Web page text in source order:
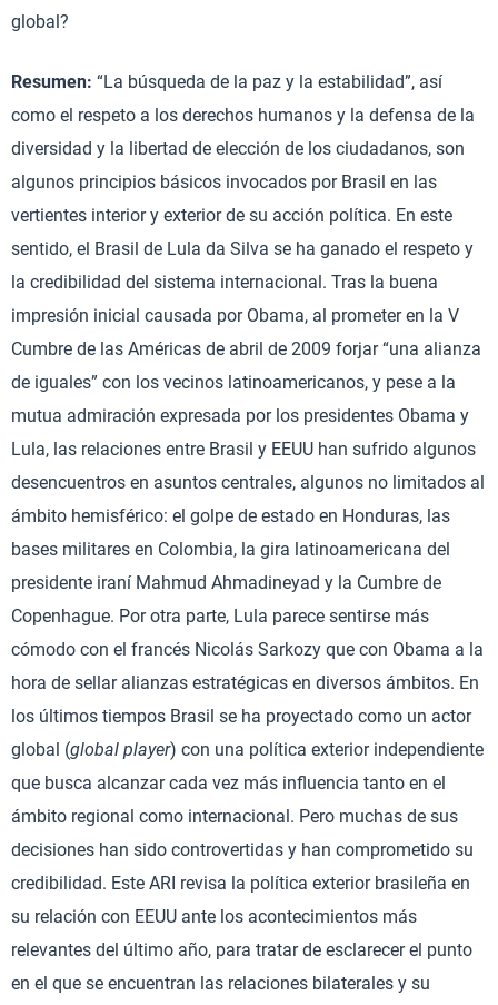
global?
Resumen: “La búsqueda de la paz y la estabilidad”, así
como el respeto a los derechos humanos y la defensa de la
diversidad y la libertad de elección de los ciudadanos, son
algunos principios básicos invocados por Brasil en las
vertientes interior y exterior de su acción política. En este
sentido, el Brasil de Lula da Silva se ha ganado el respeto y
la credibilidad del sistema internacional. Tras la buena
impresión inicial causada por Obama, al prometer en la V
Cumbre de las Américas de abril de 2009 forjar “una alianza
de iguales” con los vecinos latinoamericanos, y pese a la
mutua admiración expresada por los presidentes Obama y
Lula, las relaciones entre Brasil y EEUU han sufrido algunos
desencuentros en asuntos centrales, algunos no limitados al
ámbito hemisférico: el golpe de estado en Honduras, las
bases militares en Colombia, la gira latinoamericana del
presidente iraní Mahmud Ahmadineyad y la Cumbre de
Copenhague. Por otra parte, Lula parece sentirse más
cómodo con el francés Nicolás Sarkozy que con Obama a la
hora de sellar alianzas estratégicas en diversos ámbitos. En
los últimos tiempos Brasil se ha proyectado como un actor
global (global player) con una política exterior independiente
que busca alcanzar cada vez más influencia tanto en el
ámbito regional como internacional. Pero muchas de sus
decisiones han sido controvertidas y han comprometido su
credibilidad. Este ARI revisa la política exterior brasileña en
su relación con EEUU ante los acontecimientos más
relevantes del último año, para tratar de esclarecer el punto
en el que se encuentran las relaciones bilaterales y su